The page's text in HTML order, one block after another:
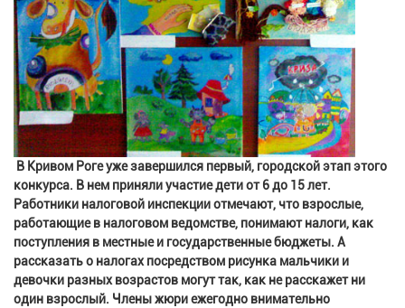
В Кривом Роге уже завершился первый, городской этап этого
конкурса. В нем приняли участие дети от 6 до 15 лет.
Работники налоговой инспекции отмечают, что взрослые,
работающие в налоговом ведомстве, понимают налоги, как
поступления в местные и государственные бюджеты. А
рассказать о налогах посредством рисунка мальчики и
девочки разных возрастов могут так, как не расскажет ни
один взрослый. Члены жюри ежегодно внимательно